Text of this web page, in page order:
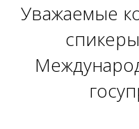
Уважаемые